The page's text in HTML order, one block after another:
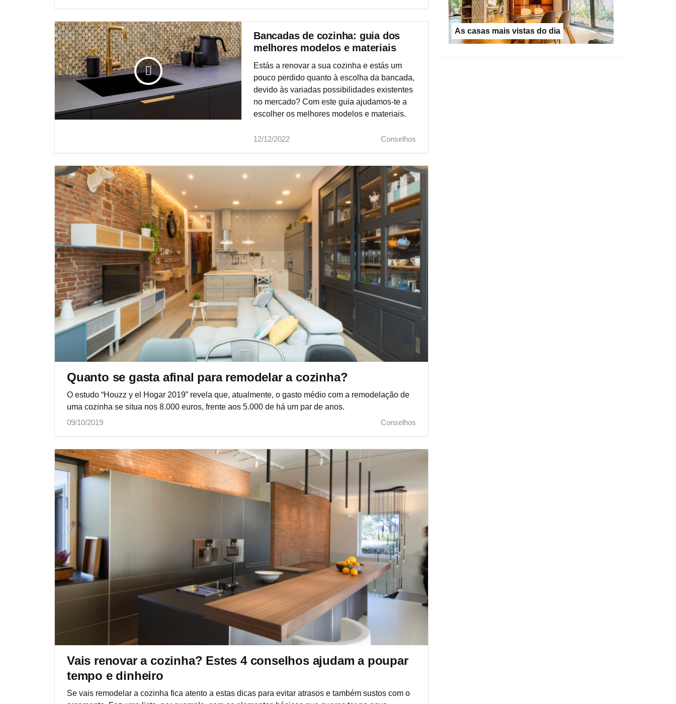
Bancadas de cozinha: guia dos
melhores modelos e materiais
Estás a renovar a sua cozinha e estás um
pouco perdido quanto à escolha da bancada,
devido às variadas possibilidades existentes
no mercado? Com este guia ajudamos-te a
escolher os melhores modelos e materiais.
12/12/2022 Conselhos
Quanto se gasta afinal para remodelar a cozinha?
O estudo “Houzz y el Hogar 2019” revela que, atualmente, o gasto médio com a remodelação de
uma cozinha se situa nos 8.000 euros, frente aos 5.000 de há um par de anos.
09/10/2019
Conselhos
Vais renovar a cozinha? Estes 4 conselhos ajudam a poupar
tempo e dinheiro
Se vais remodelar a cozinha fica atento a estas dicas para evitar atrasos e também sustos com o
As casas mais vistas do dia